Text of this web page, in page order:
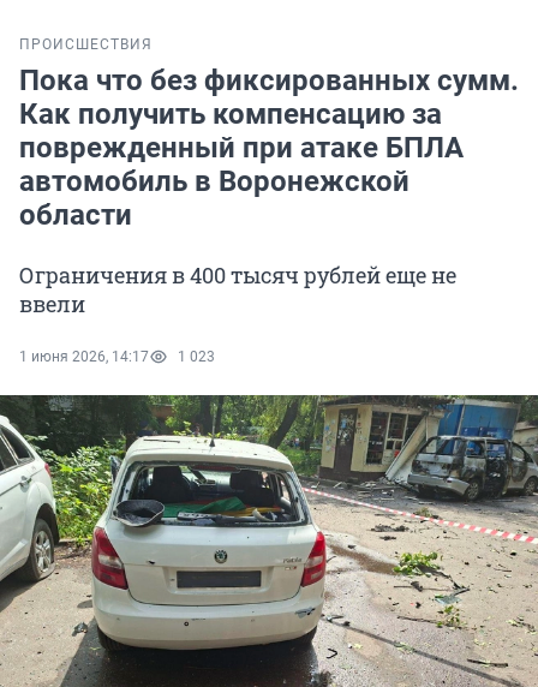
ПРОИСШЕСТВИЯ
Пока что без фиксированных сумм.
Как получить компенсацию за
поврежденный при атаке БПЛА
автомобиль в Воронежской
области
Ограничения в 400 тысяч рублей еще не
ввели
1 июня 2026, 14:17 1 023